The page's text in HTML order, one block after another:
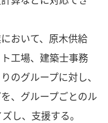
おいて、原木供給
工場、建築士事務
のグループに対し、
、グループごとのル
し、支援する。